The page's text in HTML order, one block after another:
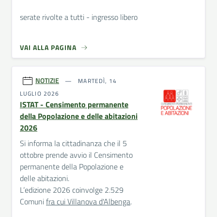
serate rivolte a tutti - ingresso libero
VAI ALLA PAGINA
NOTIZIE
MARTEDÌ, 14
LUGLIO 2026
ISTAT - Censimento permanente
della Popolazione e delle abitazioni
2026
Si informa la cittadinanza che il 5
ottobre prende avvio il Censimento
permanente della Popolazione e
delle abitazioni.
L’edizione 2026 coinvolge 2.529
Comunifra cui Villanova d'Albenga.